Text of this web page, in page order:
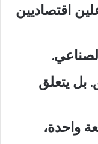
اقتصاديين
بل يتعلق
واحدة،